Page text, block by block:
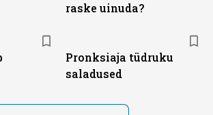
raske uinuda?
Pronksiaja tüdruku
saladused